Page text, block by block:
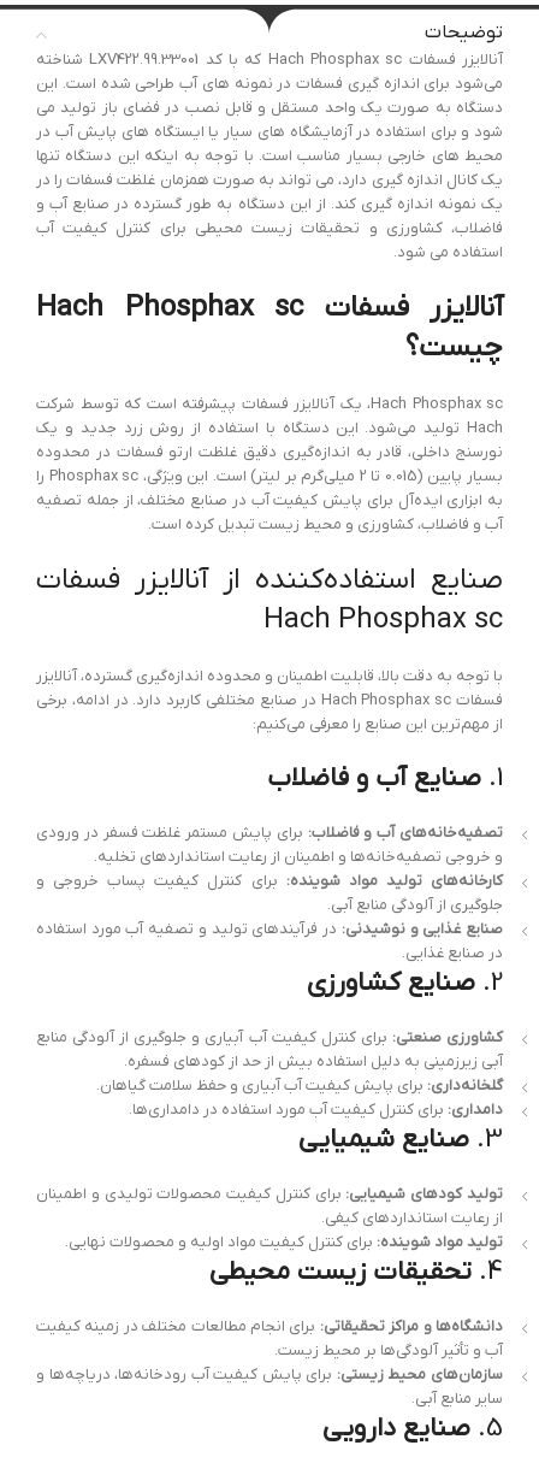
توضیحات
آنالایزر فسفات Hach Phosphax sc که با کد LXV422.99.33001 شناخته
می‌شود برای اندازه گیری فسفات در نمونه های آب طراحی شده است. این
دستگاه به صورت یک واحد مستقل و قابل نصب در فضای باز تولید می
شود و برای استفاده در آزمایشگاه های سیار یا ایستگاه های پایش آب در
محیط های خارجی بسیار مناسب است. با توجه به اینکه این دستگاه تنها
یک کانال اندازه گیری دارد، می تواند به صورت همزمان غلظت فسفات را در
یک نمونه اندازه گیری کند. از این دستگاه به طور گسترده در صنایع آب و
فاضلاب، کشاورزی و تحقیقات زیست محیطی برای کنترل کیفیت آب
استفاده می شود.
آنالایزر فسفات Hach Phosphax sc
چیست؟
Hach Phosphax sc، یک آنالایزر فسفات پیشرفته است که توسط شرکت
Hach تولید می‌شود. این دستگاه با استفاده از روش زرد جدید و یک
نورسنج داخلی، قادر به اندازه‌گیری دقیق غلظت ارتو فسفات در محدوده
بسیار پایین (0.015 تا 2 میلی‌گرم بر لیتر) است. این ویژگی، Phosphax sc را
به ابزاری ایده‌آل برای پایش کیفیت آب در صنایع مختلف، از جمله تصفیه
آب و فاضلاب، کشاورزی و محیط زیست تبدیل کرده است.
صنایع استفاده‌کننده از آنالایزر فسفات
Hach Phosphax sc
با توجه به دقت بالا، قابلیت اطمینان و محدوده اندازه‌گیری گسترده، آنالایزر
فسفات Hach Phosphax sc در صنایع مختلفی کاربرد دارد. در ادامه، برخی
از مهم‌ترین این صنایع را معرفی می‌کنیم:
1. صنایع آب و فاضلاب
تصفیه‌خانه‌های آب و فاضلاب: برای پایش مستمر غلظت فسفر در ورودی
و خروجی تصفیه‌خانه‌ها و اطمینان از رعایت استانداردهای تخلیه.
کارخانه‌های تولید مواد شوینده: برای کنترل کیفیت پساب خروجی و
جلوگیری از آلودگی منابع آبی.
صنایع غذایی و نوشیدنی: در فرآیندهای تولید و تصفیه آب مورد استفاده
در صنایع غذایی.
2. صنایع کشاورزی
کشاورزی صنعتی: برای کنترل کیفیت آب آبیاری و جلوگیری از آلودگی منابع
آبی زیرزمینی به دلیل استفاده بیش از حد از کودهای فسفره.
گلخانه‌داری: برای پایش کیفیت آب آبیاری و حفظ سلامت گیاهان.
دامداری: برای کنترل کیفیت آب مورد استفاده در دامداری‌ها.
3. صنایع شیمیایی
تولید کودهای شیمیایی: برای کنترل کیفیت محصولات تولیدی و اطمینان
از رعایت استانداردهای کیفی.
تولید مواد شوینده: برای کنترل کیفیت مواد اولیه و محصولات نهایی.
4. تحقیقات زیست محیطی
دانشگاه‌ها و مراکز تحقیقاتی: برای انجام مطالعات مختلف در زمینه کیفیت
آب و تأثیر آلودگی‌ها بر محیط زیست.
سازمان‌های محیط زیستی: برای پایش کیفیت آب رودخانه‌ها، دریاچه‌ها و
سایر منابع آبی.
5. صنایع دارویی